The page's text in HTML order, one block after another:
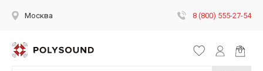
Москва 8 (800) 555-27-54